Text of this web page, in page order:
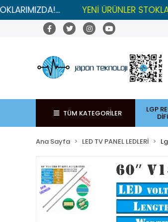
YENİ ÜRÜNLER STOKLARDA ,
TÜM KATEGORİLER LGP
Ana Sayfa LED TV PANEL LEDLERİ